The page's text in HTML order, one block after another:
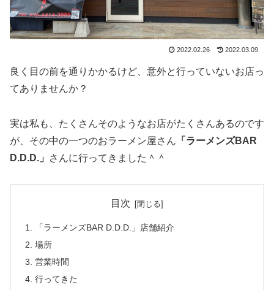
2022.02.26 2022.03.09
良く目の前を通りかかるけど、意外と行っていないお店っ
てありませんか？
実は私も、たくさんそのようなお店がたくさんあるのです
が、その中の一つのおラーメン屋さん 「ラーメンズBAR
D.D.D.」
さんに行ってきました＾＾
目次
「ラーメンズBAR D.D.D.」店舗紹介
場所
営業時間
行ってきた